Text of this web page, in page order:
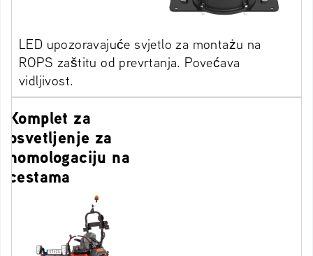
LED upozoravajuće svjetlo za montażu na
ROPS zaštitu od prevrtanja. Povećava
vidljivost.
Komplet za
osvetljenje za
homologaciju na
cestama